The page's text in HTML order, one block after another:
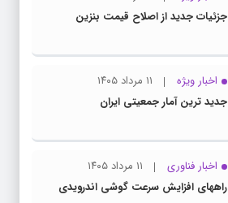
جزئیات جدید از اصلاح قیمت بنزین
اخبار ویژه
۱۱ مرداد ۱۴۰۵
جدید ترین آمار جمعیتی ایران
اخبار فناوری
۱۱ مرداد ۱۴۰۵
راههای افزایش سرعت گوشی اندرویدی